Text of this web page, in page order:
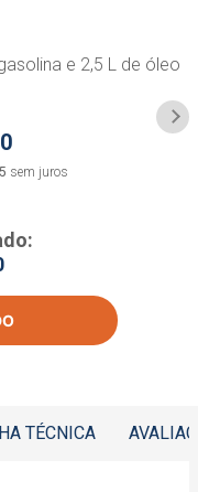
e 2,5 L de óleo
sem juros
TÉCNICA